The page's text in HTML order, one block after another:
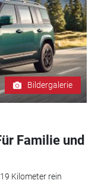
Bildergalerie
Familie und
Kilometer rein